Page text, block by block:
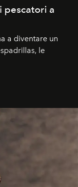
pescatori a
a diventare un
le